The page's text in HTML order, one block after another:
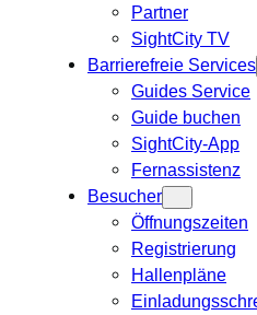
Partner
SightCity TV
Barrierefreie Services
Guides Service
Guide buchen
SightCity-App
Fernassistenz
Besucher
Öffnungszeiten
Registrierung
Hallenpläne